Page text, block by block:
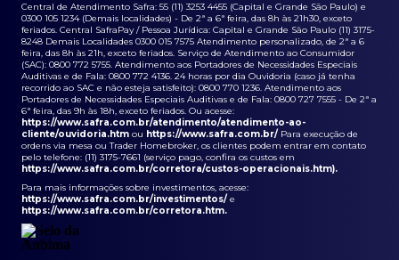
Central de Atendimento Safra: 55 (11) 3253 4455 (Capital e Grande São Paulo) e
0300 105 1234 (Demais localidades) - De 2ª a 6ª feira, das 8h às 21h30, exceto
feriados. Central SafraPay / Pessoa Jurídica: Capital e Grande São Paulo (11) 3175-
8248 Demais Localidades 0300 015 7575 Atendimento personalizado, de 2ª a 6
feira, das 8h às 21h, exceto feriados. Serviço de Atendimento ao Consumidor
(SAC): 0800 772 5755. Atendimento aos Portadores de Necessidades Especiais
Auditivas e de Fala: 0800 772 4136. 24 horas por dia Ouvidoria (caso já tenha
recorrido ao SAC e não esteja satisfeito): 0800 770 1236. Atendimento aos
Portadores de Necessidades Especiais Auditivas e de Fala: 0800 727 7555 - De 2ª a
6ª feira, das 9h às 18h, exceto feriados. Ou acesse:
https://www.safra.com.br/atendimento/atendimento-ao-
cliente/ouvidoria.htm ou https://www.safra.com.br/ Para execução de
ordens via mesa ou Trader Homebroker, os clientes podem entrar em contato
pelo telefone: (11) 3175-7661 (serviço pago, confira os custos em
https://www.safra.com.br/corretora/custos-operacionais.htm).
Para mais informações sobre investimentos, acesse:
https://www.safra.com.br/investimentos/ e
https://www.safra.com.br/corretora.htm.